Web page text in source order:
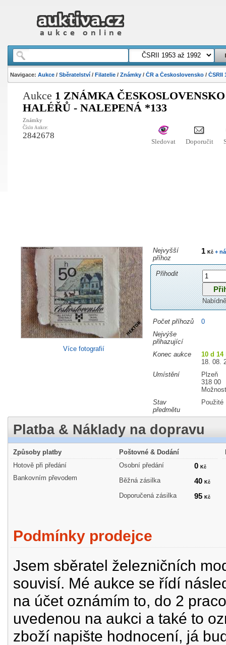
Navigace: Aukce/ Sběratelství/ Filatelie/ Známky/ ČR a Československo/ ČSRII
Aukce 1 ZNÁMKA ČESKOSLOVENSKO
HALÉŘŮ - NALEPENÁ *133
Známky
Číslo Aukce:
2842678
Sledovat Doporučit
Více fotografií
Nejvyšší
příhoz
1 Kč+
Přihodit
Počet příhozů
0
Nejvýše
přihazující
Konec aukce
10 d 14
18. 08.
Umístění
Plzeň
318 00
Stav
předmětu
Použité
Platba & Náklady na dopravu
Způsoby platby
Hotově při předání
Bankovním převodem
Poštovné & Dodání
Osobní předání
0 Kč
Běžná zásilka 40 Kč
Doporučená zásilka 95 Kč
Podmínky prodejce
Jsem sběratel železničních
souvisí. Mé aukce se řídí
na účet oznámím to, do 2
uvedenou na aukci a také to
zboží napište hodnocení, já